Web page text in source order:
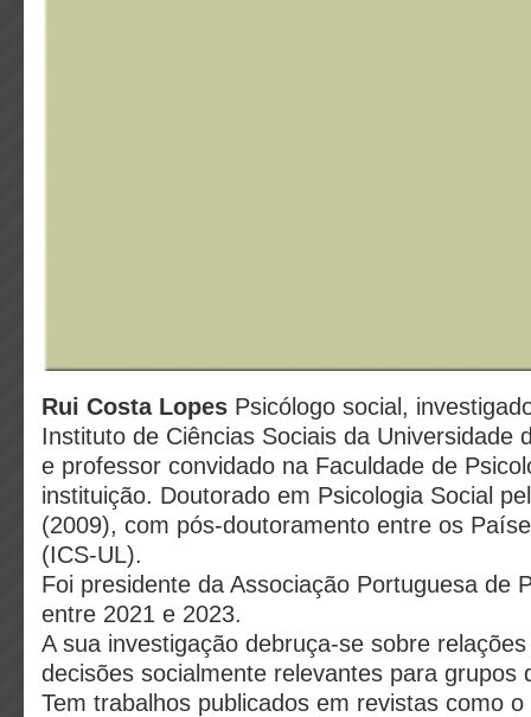
Rui Costa Lopes Psicólogo social,
Instituto de Ciências Sociais da Universidade
e professor convidado na Faculdade de
instituição. Doutorado em Psicologia Social
(2009), com pós-doutoramento entre os
(ICS-UL).
Foi presidente da Associação Portuguesa de
entre 2021 e 2023.
A sua investigação debruça-se sobre
decisões socialmente relevantes para grupos
Tem trabalhos publicados em revistas como